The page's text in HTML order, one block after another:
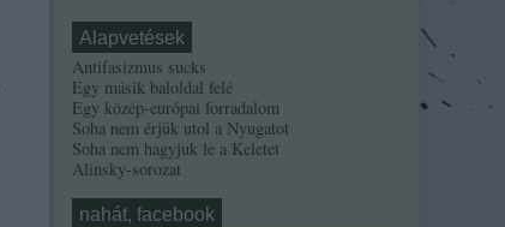
Alapvetések
Antifasizmus sucks
Egy másik baloldal felé
Egy közép-európai forradalom
Soha nem érjük utol a Nyugatot
Soha nem hagyjuk le a Keletet
Alinsky-sorozat
nahát, facebook